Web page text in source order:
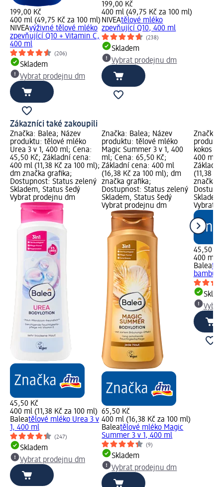
199,00 Kč
400 ml (49,75 Kč za 100 ml)
NIVEAvýživné tělové mléko
zpevňující Q10 + Vitamin C,
400 ml
(206)
Skladem
Vybrat prodejnu dm
199,00 Kč
400 ml (49,75 Kč za 100 ml)
NIVEAtělové mléko
zpevňující Q10, 400 ml
(238)
Skladem
Vybrat prodejnu dm
Zákazníci také zakoupili
Značka: Balea; Název
produktu: tělové mléko
Urea 3 v 1, 400 ml; Cena:
45,50 Kč; Základní cena:
400 ml (11,38 Kč za 100 ml);
dm značka grafika;
Dostupnost: Status zelený
Skladem, Status šedý
Vybrat prodejnu dm
45,50 Kč
400 ml (11,38 Kč za 100 ml)
Baleatělové mléko Urea 3 v
1, 400 ml
(247)
Skladem
Vybrat prodejnu dm
Značka: Balea; Název
produktu: tělové mléko
Magic Summer 3 v 1, 400
ml; Cena: 65,50 Kč;
Základní cena: 400 ml
(16,38 Kč za 100 ml); dm
značka grafika;
Dostupnost: Status zelený
Skladem, Status šedý
Vybrat prodejnu dm
65,50 Kč
400 ml (16,38 Kč za 100 ml)
Baleatělové mléko Magic
Summer 3 v 1, 400 ml
(9)
Skladem
Vybrat prodejnu dm
Značka:
kokos &
400 ml;
(11,38
značka
Vybrat
45,50 Kč
400 ml
Balea